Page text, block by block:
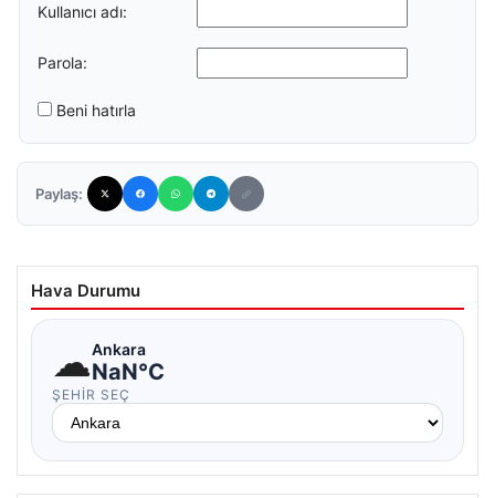
Kullanıcı adı:
Parola:
Beni hatırla
Paylaş:
Hava Durumu
☁Ankara
NaN°C
ŞEHIR SEÇ